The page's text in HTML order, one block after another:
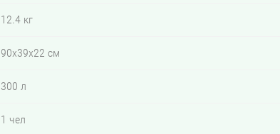
12.4 кг
90x39x22 см
300 л
1 чел